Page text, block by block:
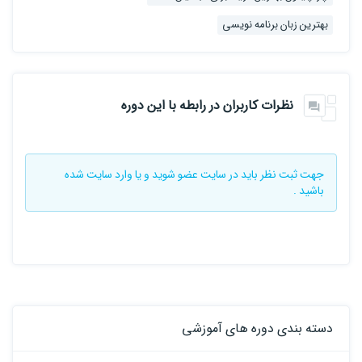
بهترین زبان برنامه نویسی
نظرات کاربران در رابطه با این دوره
جهت ثبت نظر باید در سایتعضو شوید و یاوارد سایتشده
باشید .
دسته بندی دوره های آموزشی